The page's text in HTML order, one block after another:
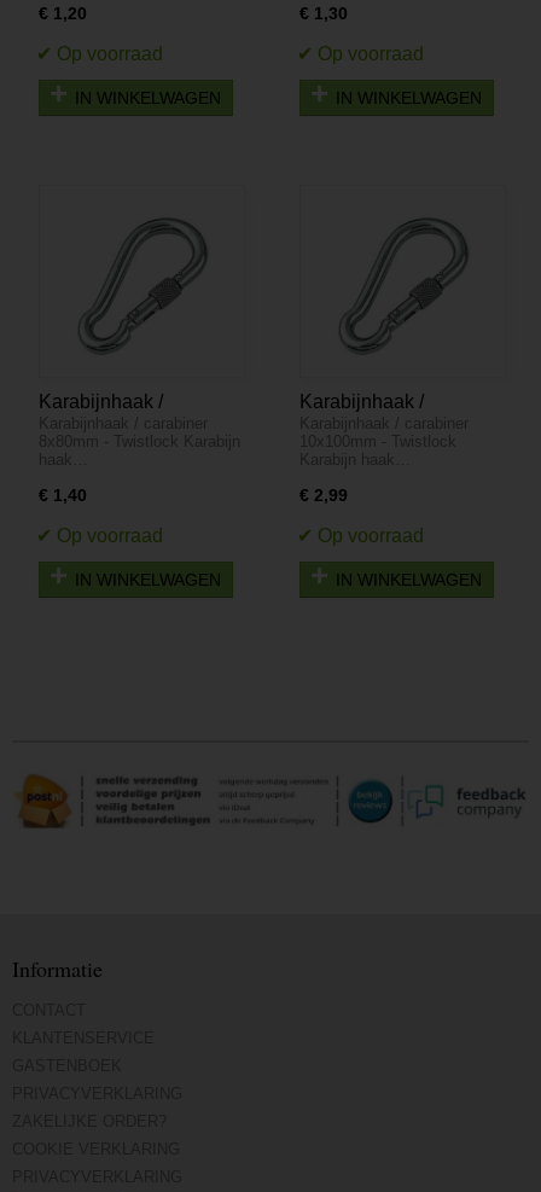
€ 1,20
IN WINKELWAGEN
€ 1,30
IN WINKELWAGEN
Karabijnhaak /
carabiner 8x80mm -
Twistlock
Karabijnhaak / carabiner
8x80mm - Twistlock Karabijn
haak…
€ 1,40
IN WINKELWAGEN
Karabijnhaak /
carabiner 10x100mm -
Twistlock
Karabijnhaak / carabiner
10x100mm - Twistlock
Karabijn haak…
€ 2,99
IN WINKELWAGEN
Informatie